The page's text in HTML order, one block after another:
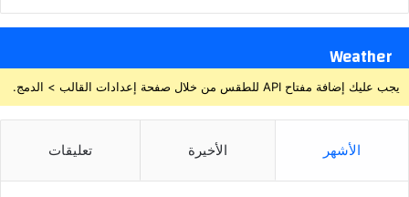
Weather
يجب عليك إضافة مفتاح API للطقس من خلال صفحة إعدادات القالب > الدمج.
الأشهر الأخيرة تعليقات